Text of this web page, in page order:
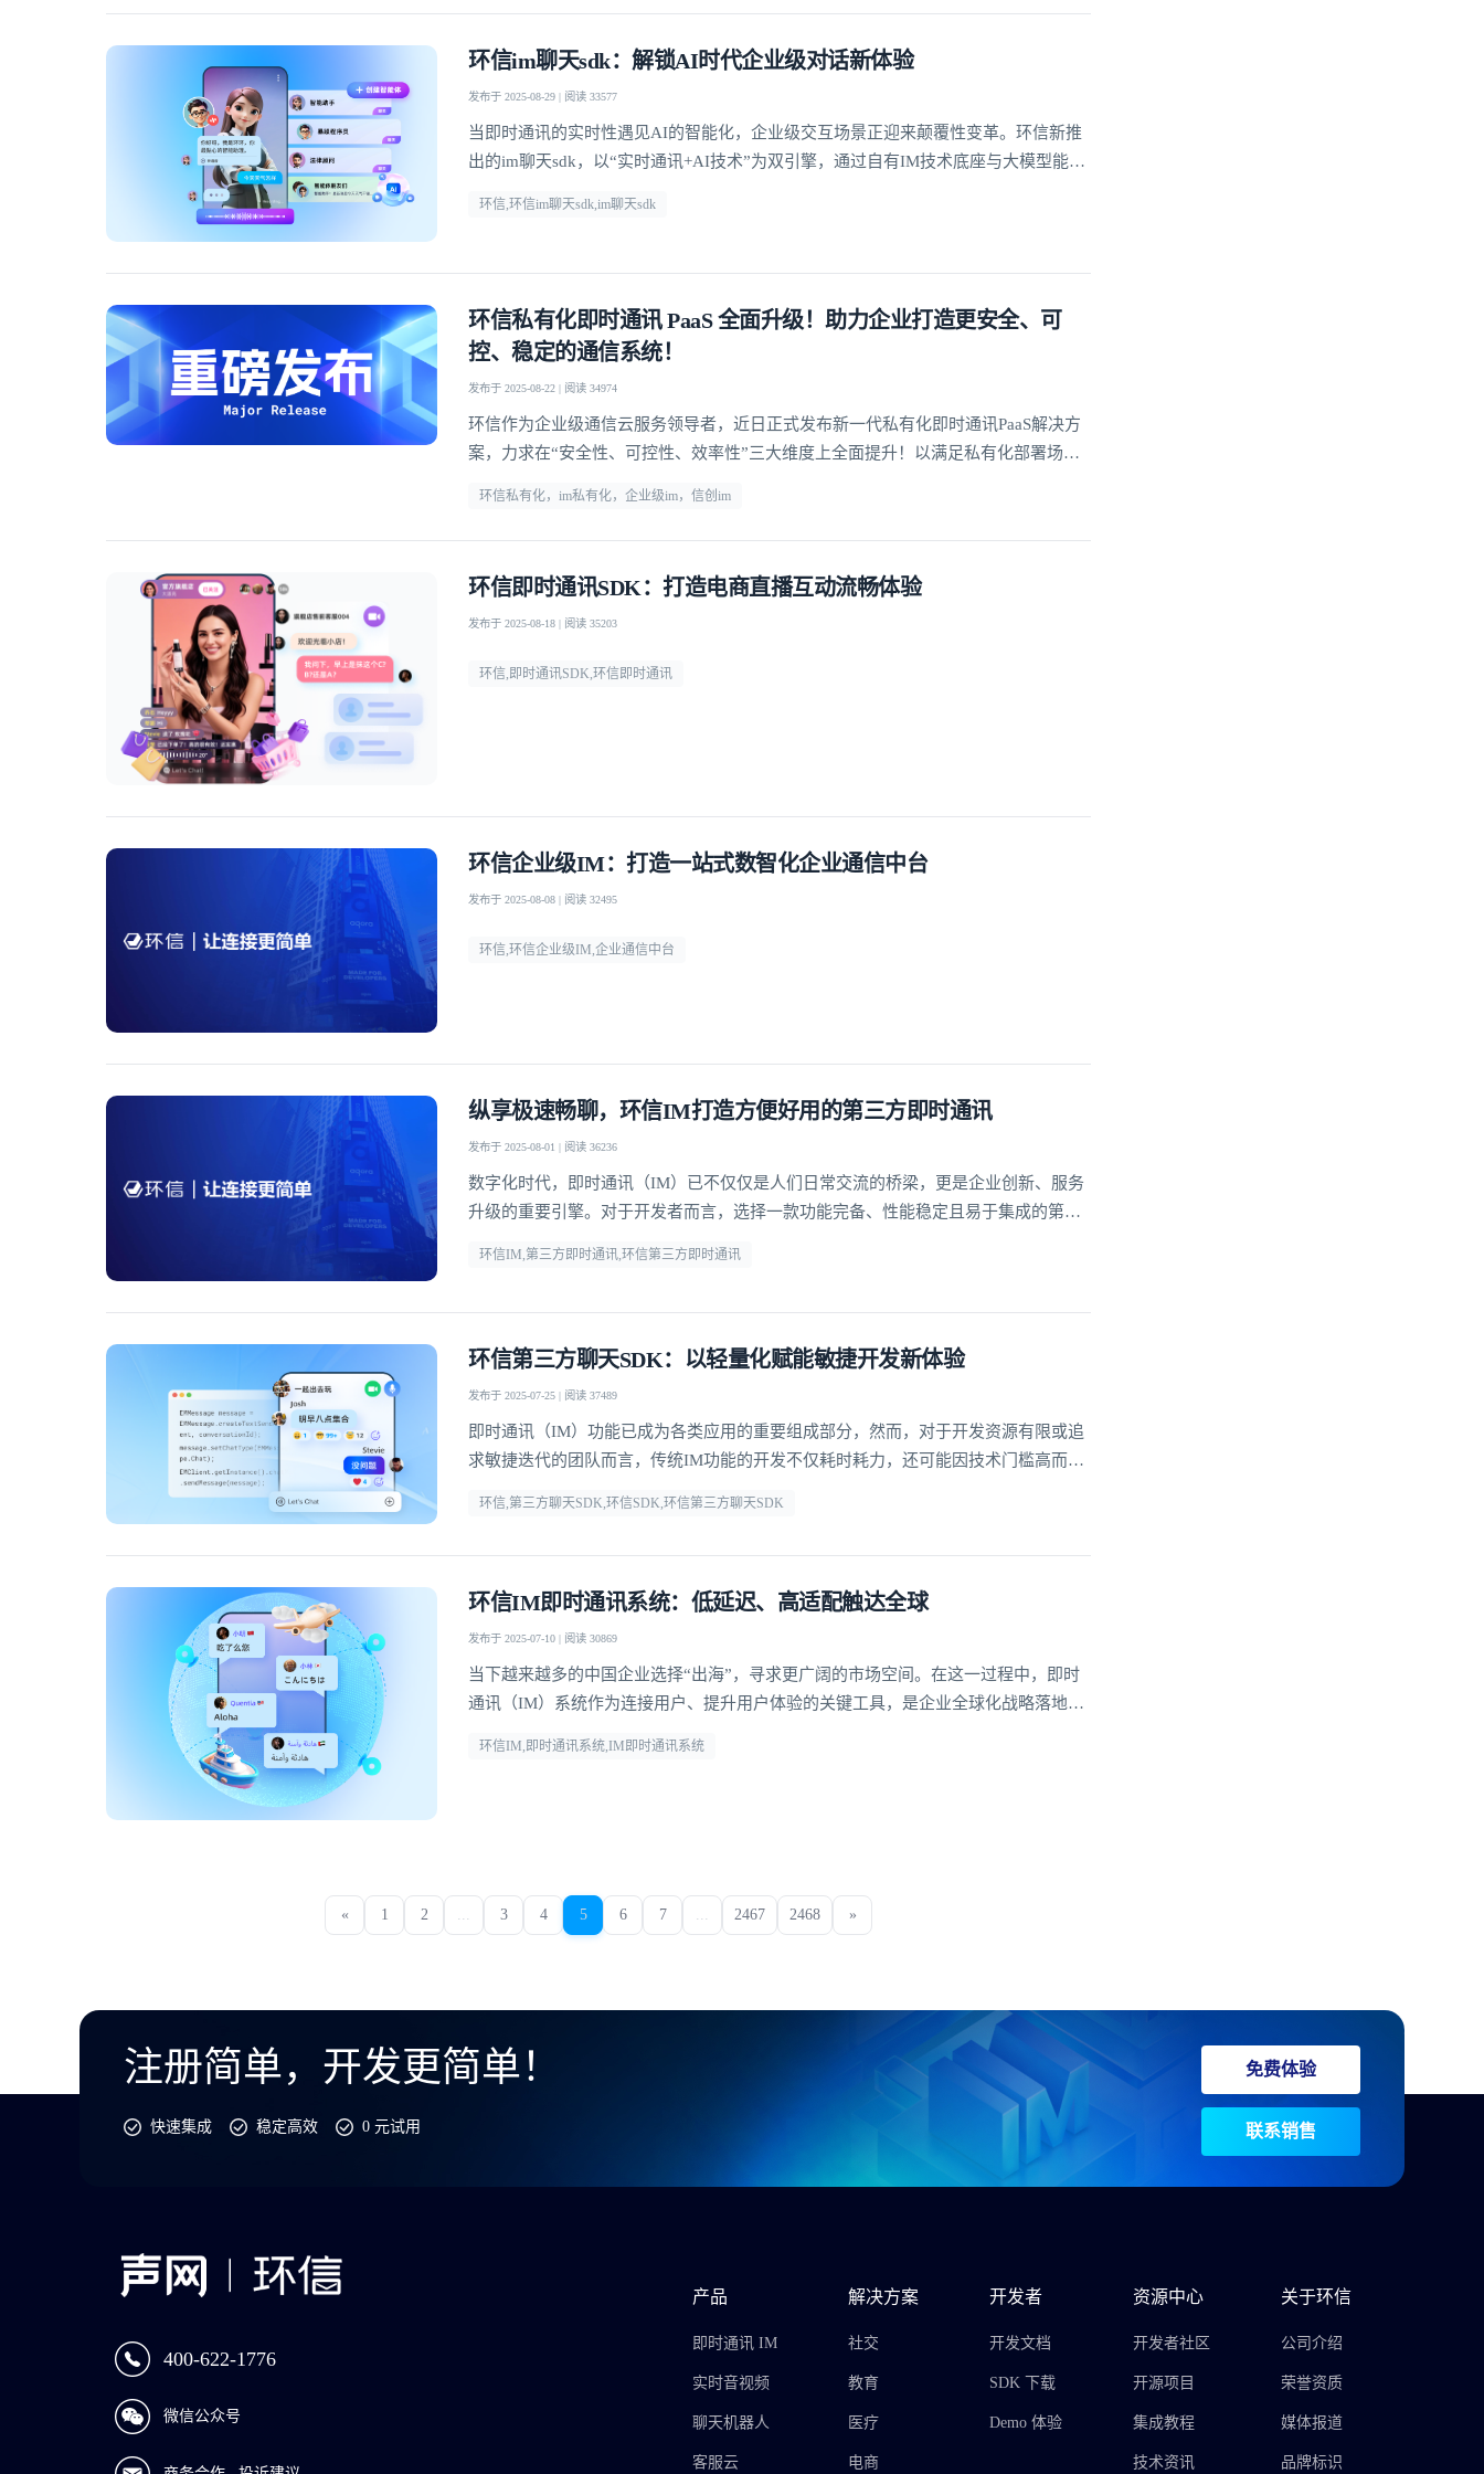
环信im聊天sdk：解锁AI时代企业级对话新体验
发布于 2025-08-29 | 阅读 33577
当即时通讯的实时性遇见AI的智能化，企业级交互场景正迎来颠覆性变革。环信新推
出的im聊天sdk，以“实时通讯+AI技术”为双引擎，通过自有IM技术底座与大模型能力
环信,环信im聊天sdk,im聊天sdk
环信私有化即时通讯 PaaS 全面升级！助力企业打造更安全、可
控、稳定的通信系统！
发布于 2025-08-22 | 阅读 34974
环信作为企业级通信云服务领导者，近日正式发布新一代私有化即时通讯PaaS解决方
案，力求在“安全性、可控性、效率性”三大维度上全面提升！以满足私有化部署场景
环信私有化，im私有化，企业级im，信创im
环信即时通讯SDK：打造电商直播互动流畅体验
发布于 2025-08-18 | 阅读 35203
环信,即时通讯SDK,环信即时通讯
环信企业级IM：打造一站式数智化企业通信中台
发布于 2025-08-08 | 阅读 32495
环信,环信企业级IM,企业通信中台
纵享极速畅聊，环信IM打造方便好用的第三方即时通讯
发布于 2025-08-01 | 阅读 36236
数字化时代，即时通讯（IM）已不仅仅是人们日常交流的桥梁，更是企业创新、服务
升级的重要引擎。对于开发者而言，选择一款功能完备、性能稳定且易于集成的第三
环信IM,第三方即时通讯,环信第三方即时通讯
环信第三方聊天SDK：以轻量化赋能敏捷开发新体验
发布于 2025-07-25 | 阅读 37489
即时通讯（IM）功能已成为各类应用的重要组成部分，然而，对于开发资源有限或追
求敏捷迭代的团队而言，传统IM功能的开发不仅耗时耗力，还可能因技术门槛高而望
环信,第三方聊天SDK,环信SDK,环信第三方聊天SDK
环信IM即时通讯系统：低延迟、高适配触达全球
发布于 2025-07-10 | 阅读 30869
当下越来越多的中国企业选择“出海”，寻求更广阔的市场空间。在这一过程中，即时
通讯（IM）系统作为连接用户、提升用户体验的关键工具，是企业全球化战略落地的
环信IM,即时通讯系统,IM即时通讯系统
« 1 2 ... 3 4 5 6 7 ... 2467 2468 »
注册简单，开发更简单！
快速集成 稳定高效 0 元试用
免费体验
联系销售
400-622-1776
微信公众号
产品
即时通讯 IM
实时音视频
聊天机器人
客服云
解决方案
社交
教育
医疗
电商
开发者
开发文档
SDK 下载
Demo 体验
资源中心
开发者社区
开源项目
集成教程
技术资讯
关于环信
公司介绍
荣誉资质
媒体报道
品牌标识
我已阅读并同意通讯云服务条款和通讯云隐私政策
不了，谢谢